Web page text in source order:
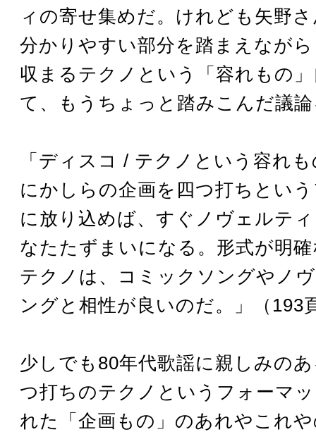
ィの寄せ集めだ。けれども矢野
分かりやすい部分を踏まえなが
収まるテクノという「容れもの
て、もうちょっと踏みこんだ議
「ディスコ / テクノという容れ
にかしらの企画を四つ打ちとい
に放り込めば、すぐノヴェルテ
なたたずまいになる。形式が明
テクノは、コミックソングやノ
ングと相性が良いのだ。」（193
少しでも80年代歌謡に親しみの
つ打ちのテクノというフォーマ
れた「企画もの」のあれやこれ